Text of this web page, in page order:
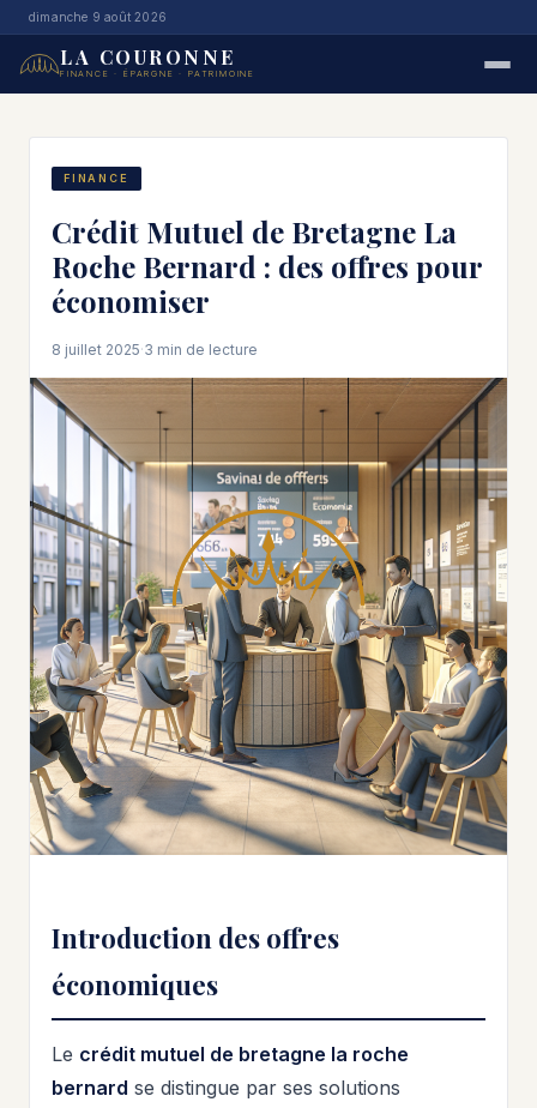
dimanche 9 août 2026
LA COURONNE
FINANCE · ÉPARGNE · PATRIMOINE
FINANCE
Crédit Mutuel de Bretagne La
Roche Bernard : des offres pour
économiser
8 juillet 2025·3 min de lecture
Introduction des offres
économiques
Le crédit mutuel de bretagne la roche
bernard se distingue par ses solutions